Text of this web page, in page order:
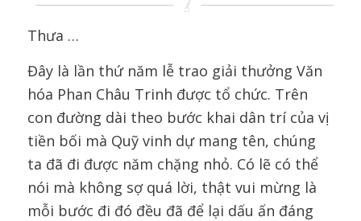
Thưa …
Đây là lần thứ năm lễ trao giải thưởng Văn
hóa Phan Châu Trinh được tổ chức. Trên
con đường dài theo bước khai dân trí của vị
tiền bối mà Quỹ vinh dự mang tên, chúng
ta đã đi được năm chặng nhỏ. Có lẽ có thể
nói mà không sợ quá lời, thật vui mừng là
mỗi bước đi đó đều đã để lại dấu ấn đáng